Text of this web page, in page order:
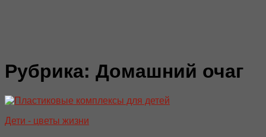
Рубрика: Домашний очаг
Дети - цветы жизни